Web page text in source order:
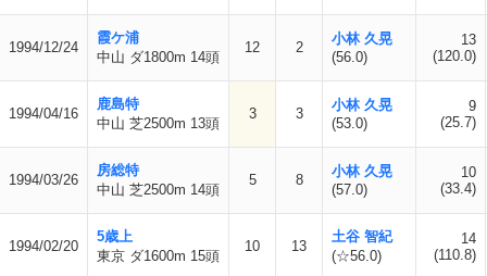
1994/12/24
霞ケ浦
中山 ダ1800m 14頭
12 2
小林 久晃
(56.0)
13
(120.0)
1994/04/16
鹿島特
中山 芝2500m 13頭
3 3
小林 久晃
(53.0)
9
(25.7)
1994/03/26
房総特
中山 芝2500m 14頭
5 8
小林 久晃
(57.0)
10
(33.4)
1994/02/20
5歳上
東京 ダ1600m 15頭
10 13
土谷 智紀
(☆56.0)
14
(110.8)